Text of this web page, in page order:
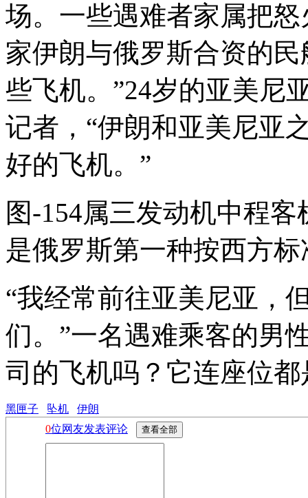
场。一些遇难者家属把
家伊朗与俄罗斯合资的
些飞机。”24岁的亚美尼
记者，“伊朗和亚美尼亚
好的飞机。”
图-154属三发动机中程
是俄罗斯第一种按西方
“我经常前往亚美尼亚，
们。”一名遇难乘客的男
司的飞机吗？它连座位都
黑匣子 坠机
伊朗
0位网友发表评论